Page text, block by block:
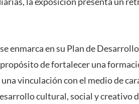
enmarca en su Plan de
de fortalecer una
vinculación con el medio de
cultural, social y creativo